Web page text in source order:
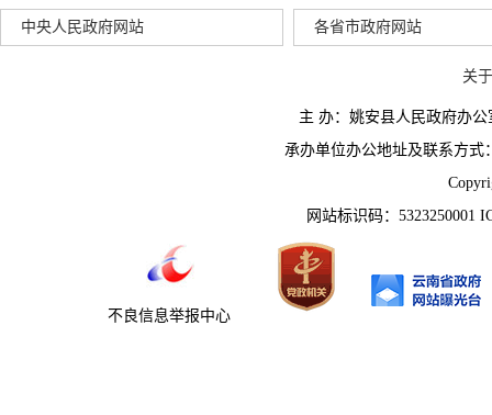
中央人民政府网站 各省市政府网站
关
主 办：姚安县人民政府办
承办单位办公地址及联系方式
网站标识码：5323250001
不良信息举报中心